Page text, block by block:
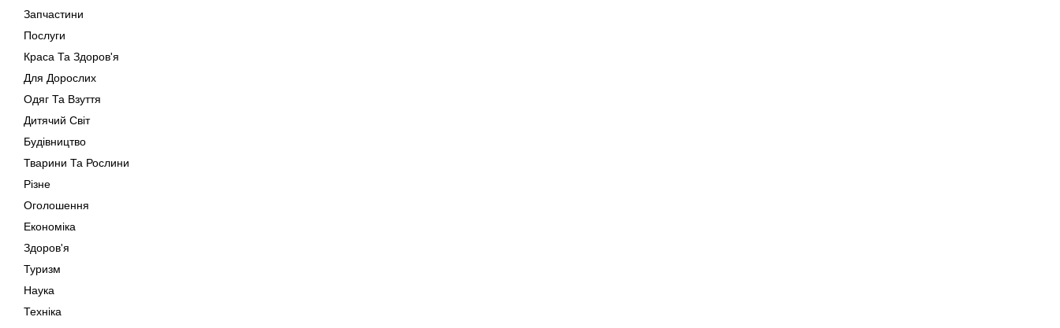
Запчастини
Послуги
Краса Та Здоров'я
Для Дорослих
Одяг Та Взуття
Дитячий Світ
Будівництво
Тварини Та Рослини
Різне
Оголошення
Економіка
Здоров'я
Туризм
Наука
Техніка